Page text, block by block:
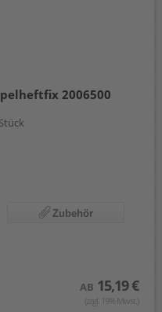
2006500
Zubehör
AB 15,19 €
(zzgl. 19% Mwst.)